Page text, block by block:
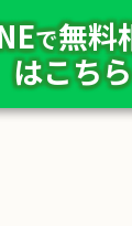
で無料
はこちら